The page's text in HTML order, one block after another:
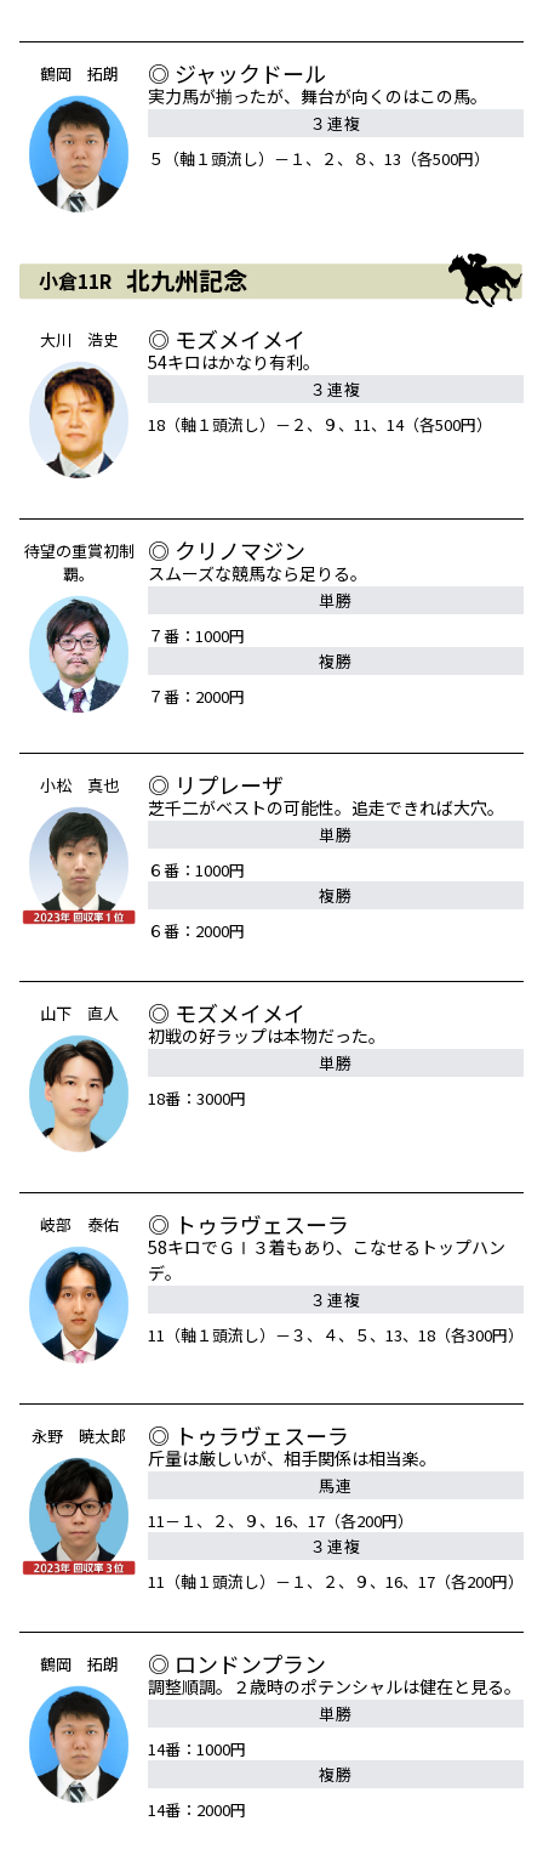
鶴岡 拓朗 ◎ ジャックドール
実力馬が揃ったが、舞台が向くのはこの馬。
３連複
５（軸１頭流し）－１、２、８、13（各500円）
小倉11R 北九州記念
大川 浩史 ◎ モズメイメイ
54キロはかなり有利。
３連複
18（軸１頭流し）－２、９、11、14（各500円）
待望の重賞初制
覇。
◎ クリノマジン
スムーズな競馬なら足りる。
単勝
７番：1000円
複勝
７番：2000円
小松 真也 ◎ リプレーザ
芝千二がベストの可能性。追走できれば大穴。
単勝
６番：1000円
複勝
６番：2000円
山下 直人 ◎ モズメイメイ
初戦の好ラップは本物だった。
単勝
18番：3000円
岐部 泰佑 ◎ トゥラヴェスーラ
58キロでＧⅠ３着もあり、こなせるトップハン
デ。
３連複
11（軸１頭流し）－３、４、５、13、18（各300円）
永野 暁太郎 ◎ トゥラヴェスーラ
斤量は厳しいが、相手関係は相当楽。
馬連
11－１、２、９、16、17（各200円）
３連複
11（軸１頭流し）－１、２、９、16、17（各200円）
鶴岡 拓朗 ◎ ロンドンプラン
調整順調。２歳時のポテンシャルは健在と見る。
単勝
14番：1000円
複勝
14番：2000円